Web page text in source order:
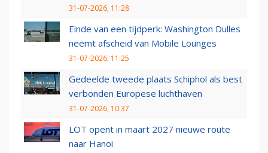
31-07-2026, 11:28
Einde van een tijdperk: Washington Dulles
neemt afscheid van Mobile Lounges
31-07-2026, 11:25
Gedeelde tweede plaats Schiphol als best
verbonden Europese luchthaven
31-07-2026, 10:37
LOT opent in maart 2027 nieuwe route
naar Hanoi